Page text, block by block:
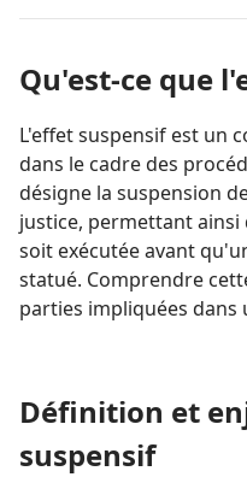
Qu'est-ce que
L'effet suspensif est un
dans le cadre des
désigne la suspension
justice, permettant
soit exécutée avant
statué. Comprendre
parties impliquées dans
Définition et
suspensif